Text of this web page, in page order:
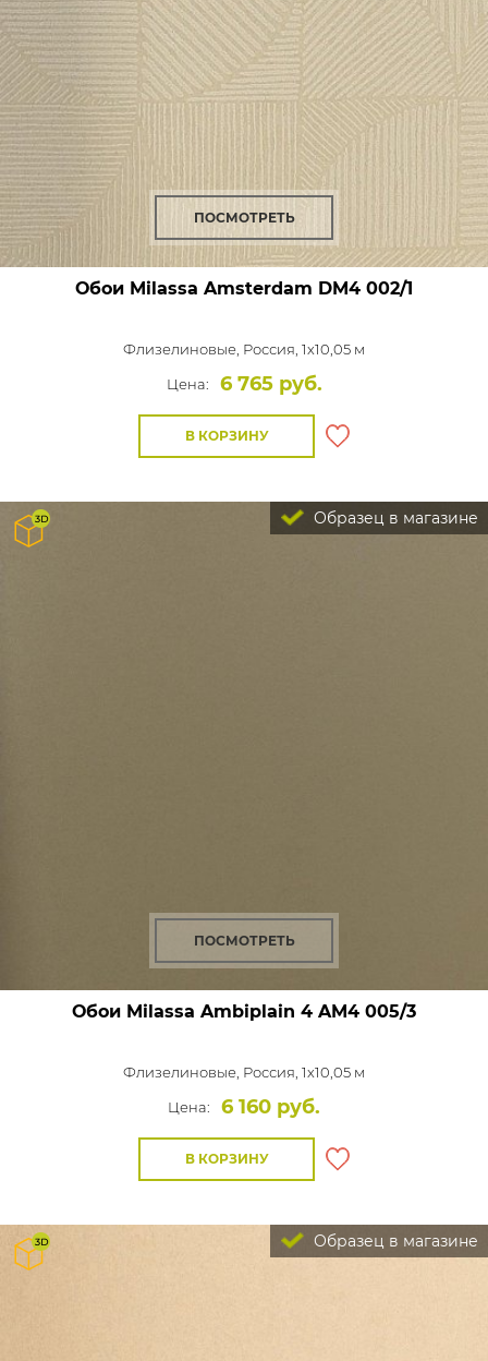
ПОСМОТРЕТЬ
Обои Milassa Amsterdam DM4 002/1
Флизелиновые, Россия, 1x10,05 м
Цена:
6 765 руб.
В КОРЗИНУ
Образец в магазине
ПОСМОТРЕТЬ
Обои Milassa Ambiplain 4 AM4 005/3
Флизелиновые, Россия, 1x10,05 м
Цена:
6 160 руб.
В КОРЗИНУ
Образец в магазине